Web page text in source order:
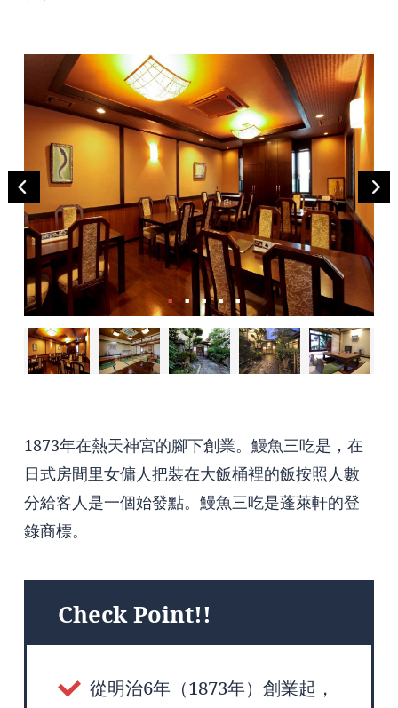
1873年在熱天神宮的腳下創業。鰻魚三吃是，在
日式房間里女傭人把裝在大飯桶裡的飯按照人數
分給客人是一個始發點。鰻魚三吃是蓬萊軒的登
錄商標。
Check Point!!
從明治6年（1873年）創業起，